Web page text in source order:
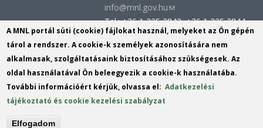
info@mnl.gov.hu(link
sends
e-
mail)
Tel.: +36 1 225 2843, +36 1 225 2844
Postacím: 1014 Budapest, Bécsi kapu
tér 2-4.
Felnőttképzési nyilvántartási szám:
B/2020/002162
Engedélyszám: E/2020/000419
A MNL portál süti (cookie) fájlokat használ, melyeket az Ön gépén
tárol a rendszer. A cookie-k személyek azonosítására nem
alkalmasak, szolgáltatásaink biztosításához szükségesek. Az
oldal használatával Ön beleegyezik a cookie-k használatába.
További információért kérjük, olvassa el:Adatkezelési
tájékoztató és cookie kezelési szabályzat
Elfogadom